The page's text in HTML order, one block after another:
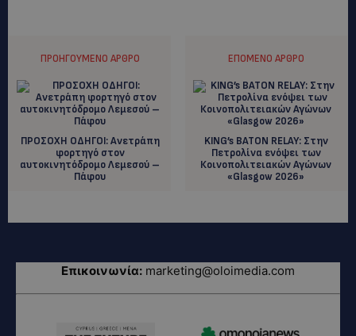
ΠΡΟΗΓΟΎΜΕΝΟ ΆΡΘΡΟ
ΠΡΟΣΟΧΗ ΟΔΗΓΟΙ: Ανετράπη
φορτηγό στον
αυτοκινητόδρομο Λεμεσού –
Πάφου
ΕΠΌΜΕΝΟ ΆΡΘΡΟ
KING’s BATON RELAY: Στην
Πετρολίνα ενόψει των
Κοινοπολιτειακών Αγώνων
«Glasgow 2026»
Επικοινωνία: marketing@oloimedia.com